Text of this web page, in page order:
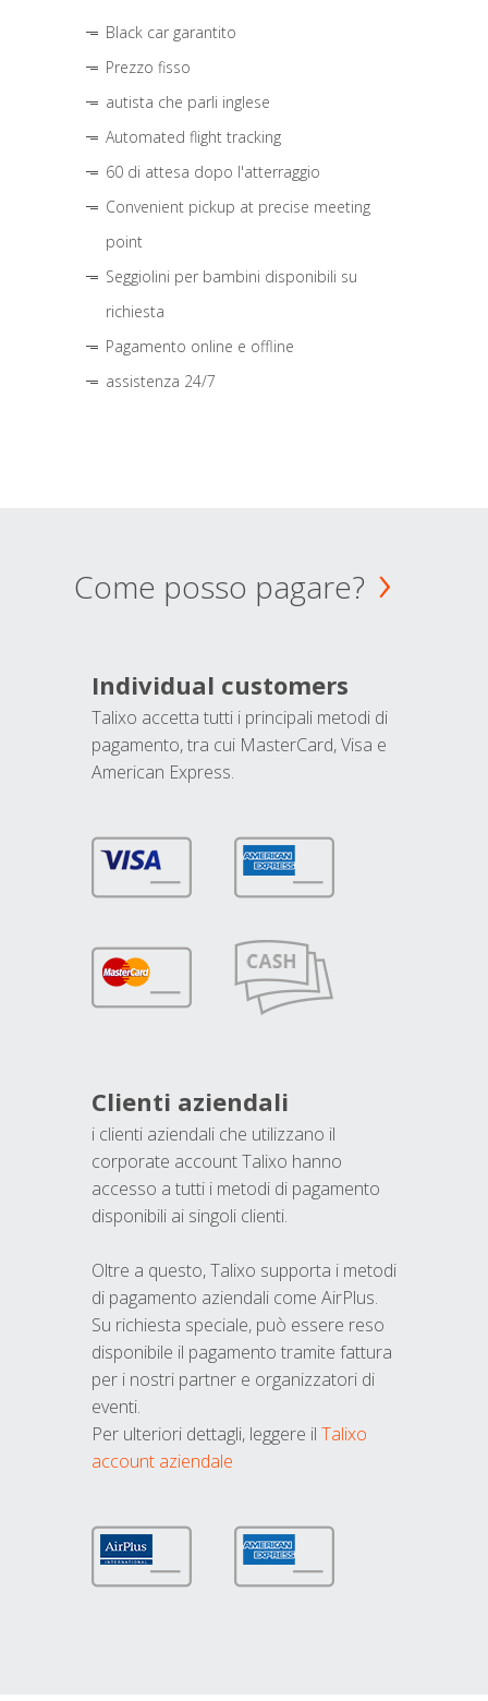
Black car garantito
Prezzo fisso
autista che parli inglese
Automated flight tracking
60 di attesa dopo l'atterraggio
Convenient pickup at precise meeting
point
Seggiolini per bambini disponibili su
richiesta
Pagamento online e offline
assistenza 24/7
Come posso pagare?
Individual customers
Talixo accetta tutti i principali metodi di
pagamento, tra cui MasterCard, Visa e
American Express.
Clienti aziendali
i clienti aziendali che utilizzano il
corporate account Talixo hanno
accesso a tutti i metodi di pagamento
disponibili ai singoli clienti.
Oltre a questo, Talixo supporta i metodi
di pagamento aziendali come AirPlus.
Su richiesta speciale, può essere reso
disponibile il pagamento tramite fattura
per i nostri partner e organizzatori di
eventi.
Per ulteriori dettagli, leggere il Talixo
account aziendale